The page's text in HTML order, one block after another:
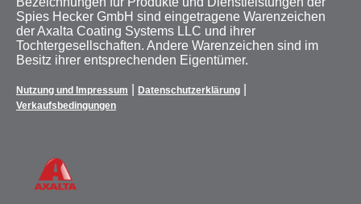
Spies Hecker GmbH sind eingetragene Warenzeichen
der Axalta Coating Systems LLC und ihrer
Tochtergesellschaften. Andere Warenzeichen sind im
Besitz ihrer entsprechenden Eigentümer.
Nutzung und Impressum Datenschutzerklärung
Verkaufsbedingungen